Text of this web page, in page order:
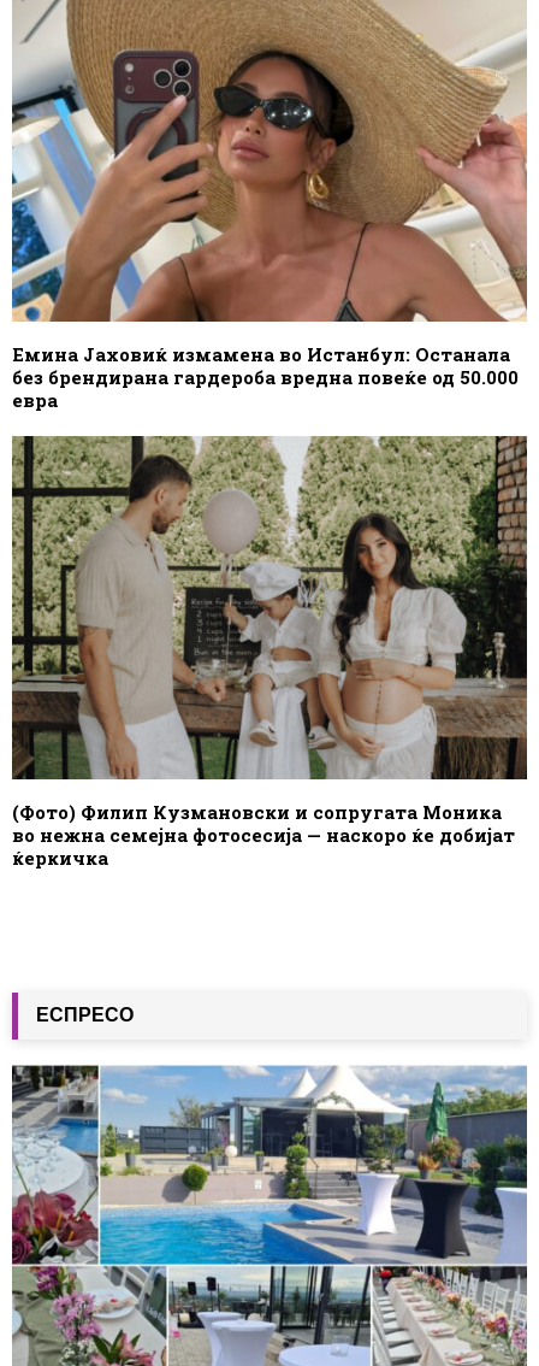
Емина Јаховиќ измамена во Истанбул: Останала
без брендирана гардероба вредна повеќе од 50.000
евра
(Фото) Филип Кузмановски и сопругата Моника
во нежна семејна фотосесија — наскоро ќе добијат
ќеркичка
ЕСПРЕСО